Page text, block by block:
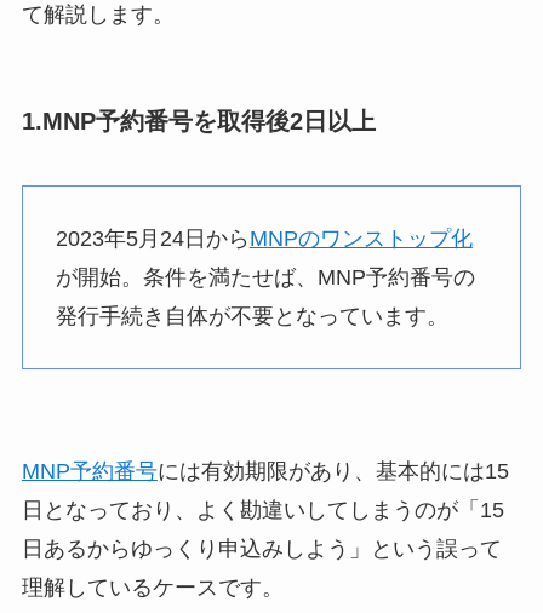
て解説します。
1.MNP予約番号を取得後2日以上
2023年5月24日から MNPのワンストップ化
が開始。条件を満たせば、MNP予約番号の
発行手続き自体が不要となっています。
MNP予約番号には有効期限があり、基本的には15
日となっており、よく勘違いしてしまうのが「15
日あるからゆっくり申込みしよう」という誤って
理解しているケースです。